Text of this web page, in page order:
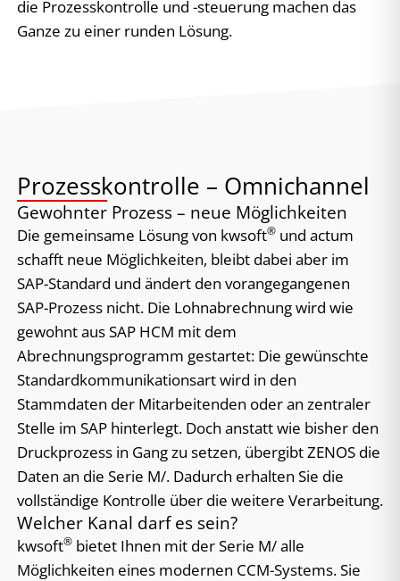
die Prozesskontrolle und -steuerung machen das
Ganze zu einer runden Lösung.
Prozesskontrolle – Omnichannel
Gewohnter Prozess – neue Möglichkeiten
Die gemeinsame Lösung von kwsoft® und actum
schafft neue Möglichkeiten, bleibt dabei aber im
SAP-Standard und ändert den vorangegangenen
SAP-Prozess nicht. Die Lohnabrechnung wird wie
gewohnt aus SAP HCM mit dem
Abrechnungsprogramm gestartet: Die gewünschte
Standardkommunikationsart wird in den
Stammdaten der Mitarbeitenden oder an zentraler
Stelle im SAP hinterlegt. Doch anstatt wie bisher den
Druckprozess in Gang zu setzen, übergibt ZENOS die
Daten an die Serie M/. Dadurch erhalten Sie die
vollständige Kontrolle über die weitere Verarbeitung.
Welcher Kanal darf es sein?
kwsoft® bietet Ihnen mit der Serie M/ alle
Möglichkeiten eines modernen CCM-Systems. Sie